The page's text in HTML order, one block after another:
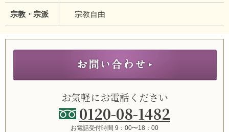
宗教・宗派 宗教自由
お気軽にお電話ください
0120-08-1482
お電話受付時間 9：00〜18：00